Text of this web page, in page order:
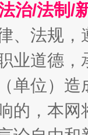
一
治/法制/
、法规
业道德
单位）
的，本